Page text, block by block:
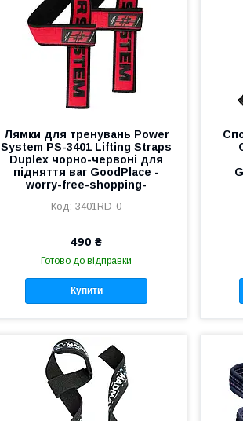
Лямки для тренувань Power
System PS-3401 Lifting Straps
Duplex чорно-червоні для
підняття ваг GoodPlace -
worry-free-shopping-
3401RD-0
490 ₴
Готово до відправки
Купити